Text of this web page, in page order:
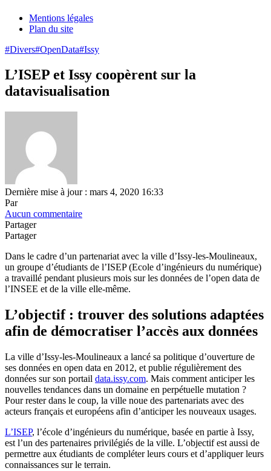
Mentions légales
Plan du site
#Divers#OpenData#Issy
L’ISEP et Issy coopèrent sur la
datavisualisation
Dernière mise à jour : mars 4, 2020 16:33
Par
Aucun commentaire
Partager
Partager
Dans le cadre d’un partenariat avec la ville d’Issy-les-Moulineaux,
un groupe d’étudiants de l’ISEP (Ecole d’ingénieurs du numérique)
a travaillé pendant plusieurs mois sur les données de l’open data de
l’INSEE et de la ville elle-même.
L’objectif : trouver des solutions adaptées
afin de démocratiser l’accès aux données
La ville d’Issy-les-Moulineaux a lancé sa politique d’ouverture de
ses données en open data en 2012, et publie régulièrement des
données sur son portail data.issy.com. Mais comment anticiper les
nouvelles tendances dans un domaine en perpétuelle mutation ?
Pour rester dans le coup, la ville noue des partenariats avec des
acteurs français et européens afin d’anticiper les nouveaux usages.
L’ISEP, l’école d’ingénieurs du numérique, basée en partie à Issy,
est l’un des partenaires privilégiés de la ville. L’objectif est aussi de
permettre aux étudiants de compléter leurs cours et d’appliquer leurs
connaissances sur le terrain.